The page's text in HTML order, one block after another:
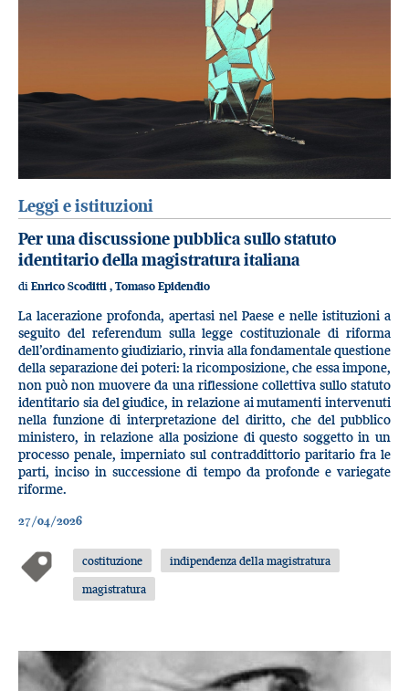
Leggi e istituzioni
Per una discussione pubblica sullo statuto
identitario della magistratura italiana
di Enrico Scoditti , Tomaso Epidendio
La lacerazione profonda, apertasi nel Paese e nelle istituzioni a
seguito del referendum sulla legge costituzionale di riforma
dell’ordinamento giudiziario, rinvia alla fondamentale questione
della separazione dei poteri: la ricomposizione, che essa impone,
non può non muovere da una riflessione collettiva sullo statuto
identitario sia del giudice, in relazione ai mutamenti intervenuti
nella funzione di interpretazione del diritto, che del pubblico
ministero, in relazione alla posizione di questo soggetto in un
processo penale, imperniato sul contraddittorio paritario fra le
parti, inciso in successione di tempo da profonde e variegate
riforme.
27/04/2026
costituzione
indipendenza della magistratura
magistratura